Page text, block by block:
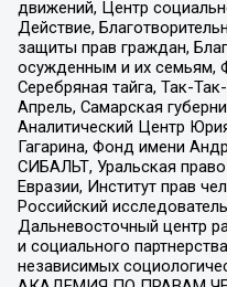
движений, Центр
Действие,
защиты прав граждан,
осужденным и их семьям,
Серебряная тайга, Так-
Апрель, Самарская
Аналитический Центр
Гагарина, Фонд имени
СИБАЛЬТ, Уральская
Евразии, Институт прав
Российский
Дальневосточный центр
и социального
независимых